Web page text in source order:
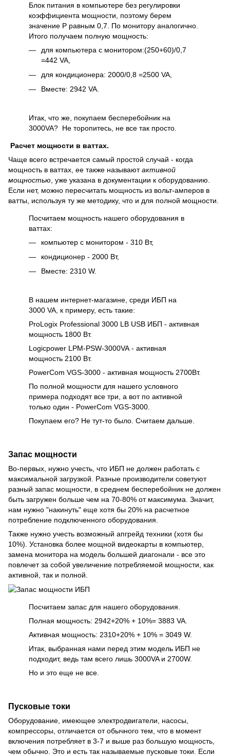
Блок питания в компьютере без регулировки
коэффициента мощности, поэтому берем
значение P равным 0,7. По монитору аналогично.
Итого получаем полную мощность:
для компьютера с монитором:(250+60)/0,7
=442 VA,
для кондиционера: 2000/0,8 =2500 VA,
Вместе: 2942 VA.
Итак, что же, покупаем бесперебойник на
3000VA? Не торопитесь, не все так просто.
Расчет мощности в ваттах.
Чаще всего встречается самый простой случай - когда
мощность в ваттах, ее также называютактивной
мощностью , уже указана в документации к оборудованию.
Если нет, можно пересчитать мощность из вольт-амперов в
ватты, используя ту же методику, что и для полной мощности.
Посчитаем мощность нашего оборудования в
ваттах:
компьютер с монитором - 310 Вт,
кондиционер - 2000 Вт,
Вместе: 2310 W.
В нашем интернет-магазине, среди ИБП на
3000 VA, к примеру, есть такие:
ProLogix Professional 3000 LB USB ИБП - активная
мощность 1800 Вт.
Logicpower LPM-PSW-3000VA - активная
мощность 2100 Вт.
PowerCom VGS-3000 - активная мощность 2700Вт.
По полной мощности для нашего условного
примера подходят все три, а вот по активной
только один - PowerCom VGS-3000.
Покупаем его? Не тут-то было. Считаем дальше.
Запас мощности
Во-первых, нужно учесть, что ИБП не должен работать с
максимальной загрузкой. Разные производители советуют
разный запас мощности, в среднем бесперебойник не должен
быть загружен больше чем на 70-80% от максимума. Значит,
нам нужно "накинуть" еще хотя бы 20% на расчетное
потребление подключенного оборудования.
Также нужно учесть возможный апгрейд техники (хотя бы
10%). Установка более мощной видеокарты в компьютер,
замена монитора на модель большей диагонали - все это
повлечет за собой увеличение потребляемой мощности, как
активной, так и полной.
Посчитаем запас для нашего оборудования.
Полная мощность: 2942+20% + 10%= 3883 VA.
Активная мощность: 2310+20% + 10% = 3049 W.
Итак, выбранная нами перед этим модель ИБП не
подходит, ведь там всего лишь 3000VA и 2700W.
Но и это еще не все.
Пусковые токи
Оборудование, имеющее электродвигатели, насосы,
компрессоры, отличается от обычного тем, что в момент
включения потребляет в 3-7 и выше раз большую мощность,
чем обычно. Это и есть так называемые пусковые токи. Если